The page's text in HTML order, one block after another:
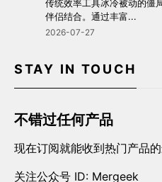
传统效率工具冰冷被动的僵
伴侣结合。通过丰富...
2026-07-27
STAY IN TOUCH
不错过任何产品
现在订阅就能收到热门产品
关注公众号 ID: Mergeek